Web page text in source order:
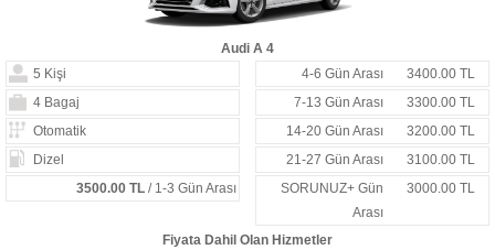
Audi A 4
5 Kişi
4-6 Gün Arası
3400.00 TL
4 Bagaj
7-13 Gün Arası
3300.00 TL
Otomatik
14-20 Gün Arası
3200.00 TL
Dizel
21-27 Gün Arası
3100.00 TL
3500.00 TL/ 1-3 Gün Arası
SORUNUZ+ Gün
Arası
3000.00 TL
Fiyata Dahil Olan Hizmetler